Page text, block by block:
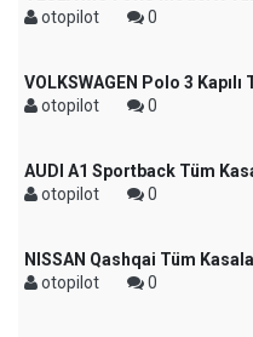
otopilot
0
VOLKSWAGEN Polo 3
otopilot
0
AUDI A1 Sportback Tüm
otopilot
0
NISSAN Qashqai Tüm
otopilot
0